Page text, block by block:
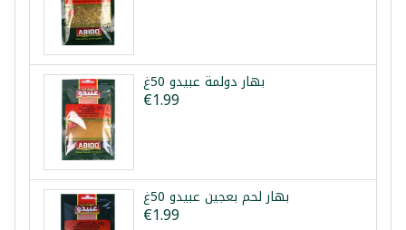
بهار دولمة عبيدو 50غ
€1.99
بهار لحم بعجين عبيدو 50غ
€1.99